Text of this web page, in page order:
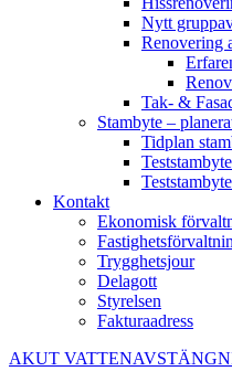
Nytt
Renovering
Tak- &
Stambyte –
Tidplan
Kontakt
Ekonomisk
Trygghetsjour
Delagott
Styrelsen
Fakturaadress
AKUT